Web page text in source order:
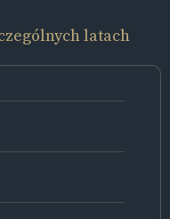
latach